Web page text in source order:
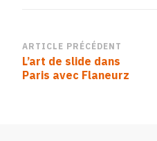
Navigation
d’article
ARTICLE PRÉCÉDENT
L’art de slide dans
Paris avec Flaneurz